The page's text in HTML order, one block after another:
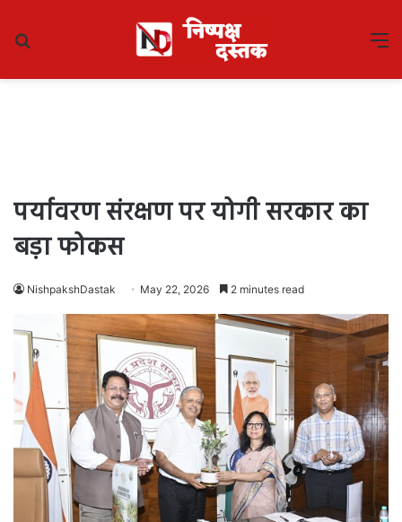
पर्यावरण संरक्षण पर योगी सरकार का
बड़ा फोकस
NishpakshDastak May 22, 2026 2 minutes read